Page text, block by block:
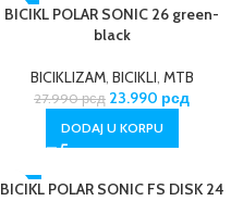
-14%
BICIKL POLAR SONIC 26 green-
black
BICIKLIZAM, BICIKLI, MTB
27.990рсд 23.990 рсд
DODAJ U KORPU
-10%
BICIKL POLAR SONIC FS DISK 24